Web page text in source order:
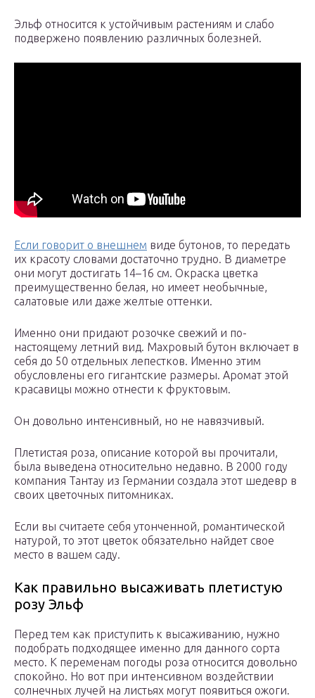
Эльф относится к устойчивым растениям и слабо
подвержено появлению различных болезней.
Если говорит о внешнем виде бутонов, то передать
их красоту словами достаточно трудно. В диаметре
они могут достигать 14–16 см. Окраска цветка
преимущественно белая, но имеет необычные,
салатовые или даже желтые оттенки.
Именно они придают розочке свежий и по-
настоящему летний вид. Махровый бутон включает в
себя до 50 отдельных лепестков. Именно этим
обусловлены его гигантские размеры. Аромат этой
красавицы можно отнести к фруктовым.
Он довольно интенсивный, но не навязчивый.
Плетистая роза, описание которой вы прочитали,
была выведена относительно недавно. В 2000 году
компания Тантау из Германии создала этот шедевр в
своих цветочных питомниках.
Если вы считаете себя утонченной, романтической
натурой, то этот цветок обязательно найдет свое
место в вашем саду.
Как правильно высаживать плетистую
розу Эльф
Перед тем как приступить к высаживанию, нужно
подобрать подходящее именно для данного сорта
место. К переменам погоды роза относится довольно
спокойно. Но вот при интенсивном воздействии
солнечных лучей на листьях могут появиться ожоги.